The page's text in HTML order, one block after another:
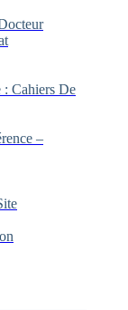
: Cahiers De
–